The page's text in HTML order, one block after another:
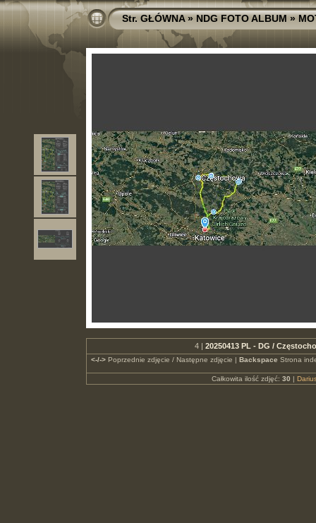
Str. GŁÓWNA»NDG FOTO ALBUM»
4 | 20250413 PL - DG /
<-/->Poprzednie zdjęcie / Następne zdjęcie | Backspace Strona
Całkowita ilość zdjęć: 30 |